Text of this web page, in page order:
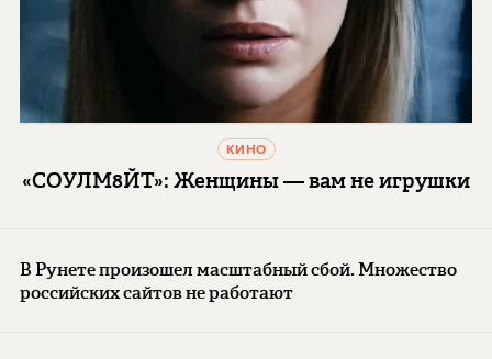
КИНО
«СОУЛМ8ЙТ»: Женщины — вам не игрушки
В Рунете произошел масштабный сбой. Множество
российских сайтов не работают